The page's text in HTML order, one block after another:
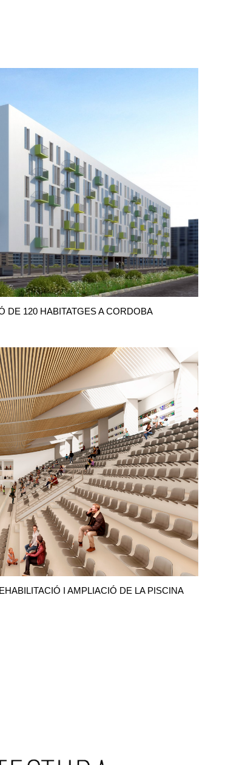
DE 120 HABITATGES A CORDOBA
I AMPLIACIÓ DE LA PISCINA